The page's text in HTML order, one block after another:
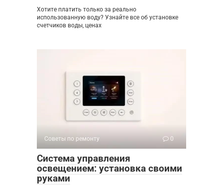
Хотите платить только за реально
использованную воду? Узнайте все об установке
счетчиков воды, ценах
Советы по ремонту 0
Система управления
освещением: установка своими
руками